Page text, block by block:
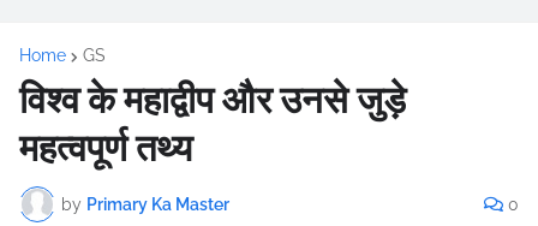
Home GS
विश्व के महाद्वीप और उनसे जुड़े
महत्वपूर्ण तथ्य
by Primary Ka Master 0